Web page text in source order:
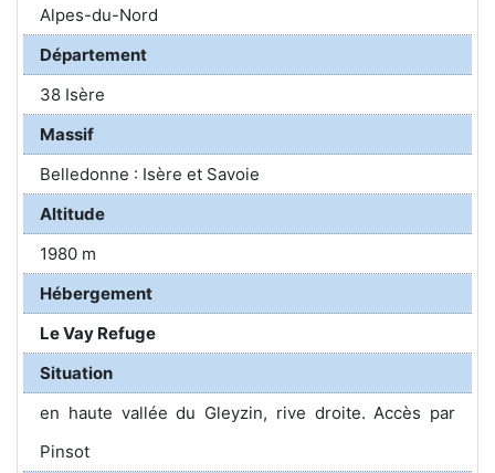
Alpes-du-Nord
Département
38 Isère
Massif
Belledonne : Isère et Savoie
Altitude
1980 m
Hébergement
Le Vay Refuge
Situation
en haute vallée du Gleyzin, rive droite. Accès par
Pinsot